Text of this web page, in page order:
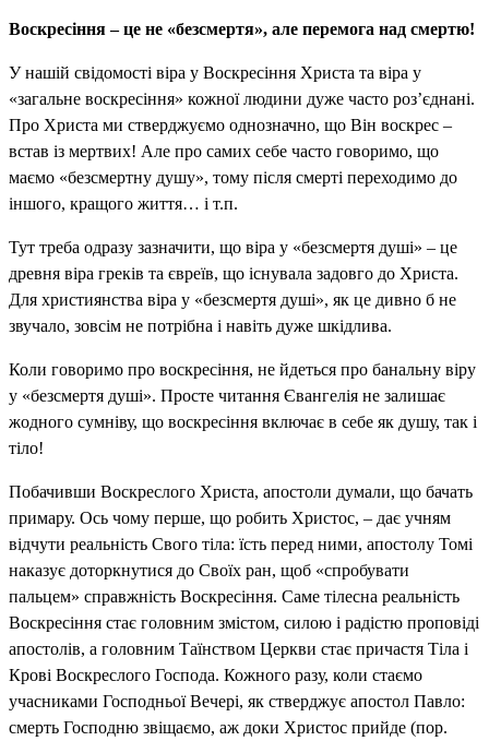
Воскресіння – це не «безсмертя», але перемога над смертю!
У нашій свідомості віра у Воскресіння Христа та віра у
«загальне воскресіння» кожної людини дуже часто роз’єднані.
Про Христа ми стверджуємо однозначно, що Він воскрес –
встав із мертвих! Але про самих себе часто говоримо, що
маємо «безсмертну душу», тому після смерті переходимо до
іншого, кращого життя… і т.п.
Тут треба одразу зазначити, що віра у «безсмертя душі» – це
древня віра греків та євреїв, що існувала задовго до Христа.
Для християнства віра у «безсмертя душі», як це дивно б не
звучало, зовсім не потрібна і навіть дуже шкідлива.
Коли говоримо про воскресіння, не йдеться про банальну віру
у «безсмертя душі». Просте читання Євангелія не залишає
жодного сумніву, що воскресіння включає в себе як душу, так і
тіло!
Побачивши Воскреслого Христа, апостоли думали, що бачать
примару. Ось чому перше, що робить Христос, – дає учням
відчути реальність Свого тіла: їсть перед ними, апостолу Томі
наказує доторкнутися до Своїх ран, щоб «спробувати
пальцем» справжність Воскресіння. Саме тілесна реальність
Воскресіння стає головним змістом, силою і радістю проповіді
апостолів, а головним Таїнством Церкви стає причастя Тіла і
Крові Воскреслого Господа. Кожного разу, коли стаємо
учасниками Господньої Вечері, як стверджує апостол Павло:
смерть Господню звіщаємо, аж доки Христос прийде (пор.